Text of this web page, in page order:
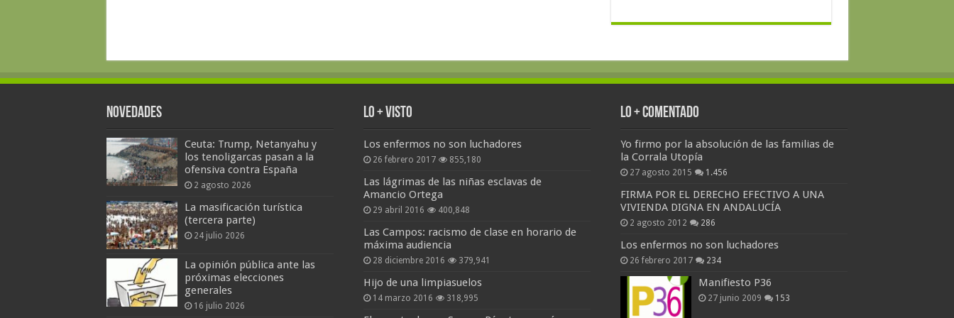
Novedades
Ceuta: Trump, Netanyahu y
los tenoligarcas pasan a la
ofensiva contra España
2 agosto 2026
La masificación turística
(tercera parte)
24 julio 2026
La opinión pública ante las
próximas elecciones
generales
16 julio 2026
Lo + Visto
Los enfermos no son luchadores
26 febrero 2017 855,180
Las lágrimas de las niñas esclavas de
Amancio Ortega
29 abril 2016 400,848
Las Campos: racismo de clase en horario de
máxima audiencia
28 diciembre 2016 379,941
Hijo de una limpiasuelos
14 marzo 2016 318,995
Lo + Comentado
Yo firmo por la absolución de las familias de
la Corrala Utopía
27 agosto 2015 1.456
FIRMA POR EL DERECHO EFECTIVO A UNA
VIVIENDA DIGNA EN ANDALUCÍA
2 agosto 2012 286
Los enfermos no son luchadores
26 febrero 2017 234
Manifiesto P36
27 junio 2009 153